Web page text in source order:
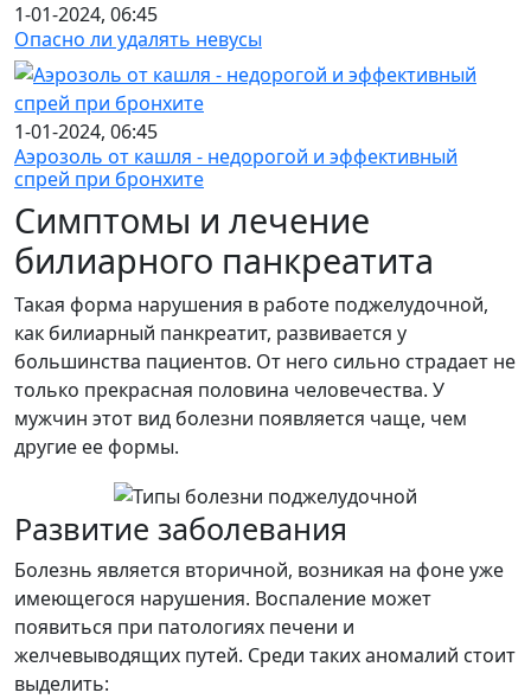
1-01-2024, 06:45
Опасно ли удалять невусы
1-01-2024, 06:45
Аэрозоль от кашля - недорогой и эффективный
спрей при бронхите
Симптомы и лечение
билиарного панкреатита
Такая форма нарушения в работе поджелудочной,
как билиарный панкреатит, развивается у
большинства пациентов. От него сильно страдает не
только прекрасная половина человечества. У
мужчин этот вид болезни появляется чаще, чем
другие ее формы.
Развитие заболевания
Болезнь является вторичной, возникая на фоне уже
имеющегося нарушения. Воспаление может
появиться при патологиях печени и
желчевыводящих путей. Среди таких аномалий стоит
выделить: